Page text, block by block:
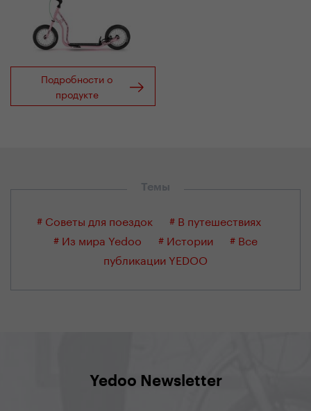
Подробности о
продукте
Темы
# Советы для поездок
# В путешествиях
# Из мира Yedoo
# Истории
# Все
публикации YEDOO
Yedoo Newsletter